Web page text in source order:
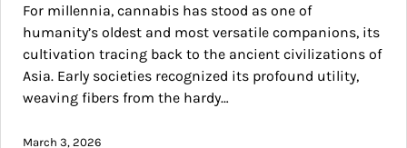
For millennia, cannabis has stood as one of
humanity’s oldest and most versatile companions, its
cultivation tracing back to the ancient civilizations of
Asia. Early societies recognized its profound utility,
weaving fibers from the hardy…
March 3, 2026